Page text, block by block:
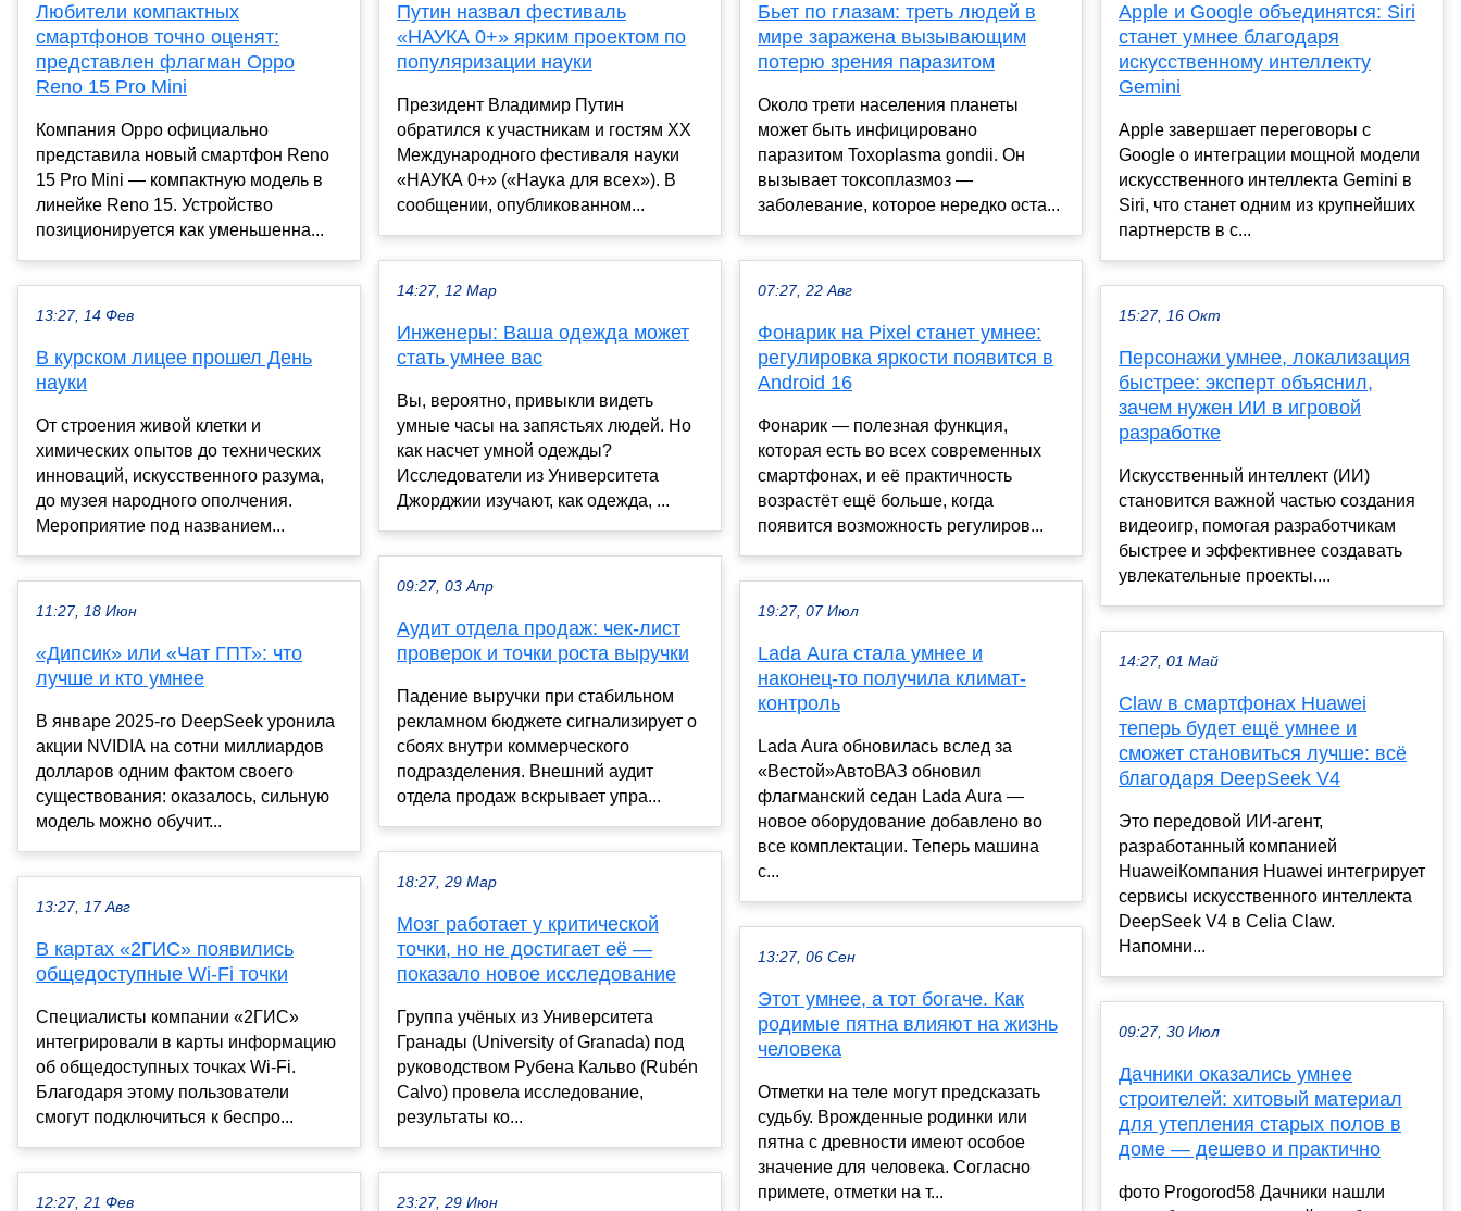
Любители компактных
смартфонов точно оценят:
представлен флагман Oppo
Reno 15 Pro Mini
Компания Oppo официально
представила новый смартфон Reno
15 Pro Mini — компактную модель в
линейке Reno 15. Устройство
позиционируется как уменьшенна...
13:27, 14 Фев
В курском лицее прошел День
науки
От строения живой клетки и
химических опытов до технических
инноваций, искусственного разума,
до музея народного ополчения.
Мероприятие под названием...
11:27, 18 Июн
«Дипсик» или «Чат ГПТ»: что
лучше и кто умнее
В январе 2025-го DeepSeek уронила
акции NVIDIA на сотни миллиардов
долларов одним фактом своего
существования: оказалось, сильную
модель можно обучит...
13:27, 17 Авг
В картах «2ГИС» появились
общедоступные Wi-Fi точки
Специалисты компании «2ГИС»
интегрировали в карты информацию
об общедоступных точках Wi-Fi.
Благодаря этому пользователи
смогут подключиться к беспро...
12:27, 21 Фев
Путин назвал фестиваль
«НАУКА 0+» ярким проектом по
популяризации науки
Президент Владимир Путин
обратился к участникам и гостям XX
Международного фестиваля науки
«НАУКА 0+» («Наука для всех»). В
сообщении, опубликованном...
14:27, 12 Мар
Инженеры: Ваша одежда может
стать умнее вас
Вы, вероятно, привыкли видеть
умные часы на запястьях людей. Но
как насчет умной одежды?
Исследователи из Университета
Джорджии изучают, как одежда, ...
09:27, 03 Апр
Аудит отдела продаж: чек-лист
проверок и точки роста выручки
Падение выручки при стабильном
рекламном бюджете сигнализирует о
сбоях внутри коммерческого
подразделения. Внешний аудит
отдела продаж вскрывает упра...
18:27, 29 Мар
Мозг работает у критической
точки, но не достигает её —
показало новое исследование
Группа учёных из Университета
Гранады (University of Granada) под
руководством Рубена Кальво (Rubén
Calvo) провела исследование,
результаты ко...
23:27, 29 Июн
Бьет по глазам: треть людей в
мире заражена вызывающим
потерю зрения паразитом
Около трети населения планеты
может быть инфицировано
паразитом Toxoplasma gondii. Он
вызывает токсоплазмоз —
заболевание, которое нередко оста...
07:27, 22 Авг
Фонарик на Pixel станет умнее:
регулировка яркости появится в
Android 16
Фонарик — полезная функция,
которая есть во всех современных
смартфонах, и её практичность
возрастёт ещё больше, когда
появится возможность регулиров...
19:27, 07 Июл
Lada Aura стала умнее и
наконец-то получила климат-
контроль
Lada Aura обновилась вслед за
«Вестой»АвтоВАЗ обновил
флагманский седан Lada Aura —
новое оборудование добавлено во
все комплектации. Теперь машина
с...
13:27, 06 Сен
Этот умнее, а тот богаче. Как
родимые пятна влияют на жизнь
человека
Отметки на теле могут предсказать
судьбу. Врожденные родинки или
пятна с древности имеют особое
значение для человека. Согласно
примете, отметки на т...
Apple и Google объединятся: Siri
станет умнее благодаря
искусственному интеллекту
Gemini
Apple завершает переговоры с
Google о интеграции мощной модели
искусственного интеллекта Gemini в
Siri, что станет одним из крупнейших
партнерств в с...
15:27, 16 Окт
Персонажи умнее, локализация
быстрее: эксперт объяснил,
зачем нужен ИИ в игровой
разработке
Искусственный интеллект (ИИ)
становится важной частью создания
видеоигр, помогая разработчикам
быстрее и эффективнее создавать
увлекательные проекты....
14:27, 01 Май
Claw в смартфонах Huawei
теперь будет ещё умнее и
сможет становиться лучше: всё
благодаря DeepSeek V4
Это передовой ИИ-агент,
разработанный компанией
HuaweiКомпания Huawei интегрирует
сервисы искусственного интеллекта
DeepSeek V4 в Celia Claw.
Напомни...
09:27, 30 Июл
Дачники оказались умнее
строителей: хитовый материал
для утепления старых полов в
доме — дешево и практично
фото Progorod58 Дачники нашли